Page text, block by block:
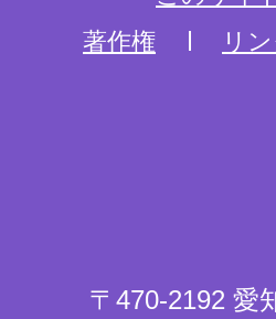
著作権
リ
〒470-2192 愛